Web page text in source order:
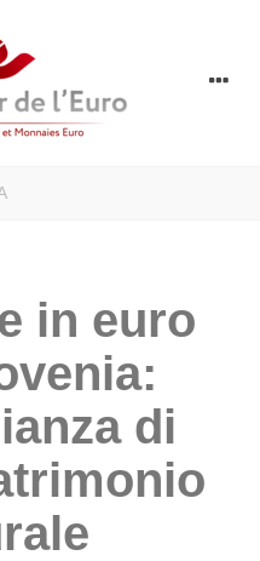
in euro
di